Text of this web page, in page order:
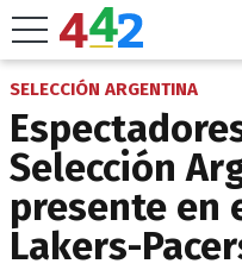
SELECCIÓN ARGENTINA
Selección
presente en
Lakers-